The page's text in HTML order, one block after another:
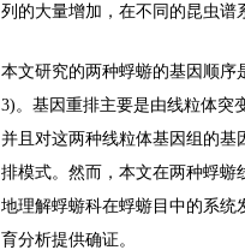
列的大量增加，在不同的昆虫谱
本文研究的两种蜉蝣的基因顺序
3)。基因重排主要是由线粒体突
并且对这两种线粒体基因组的基
排模式。然而，本文在两种蜉蝣
地理解蜉蝣科在蜉蝣目中的系统
育分析提供确证。